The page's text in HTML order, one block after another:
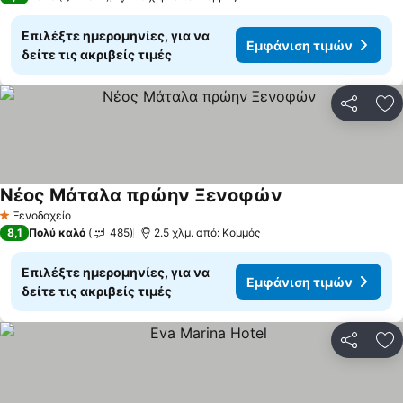
Επιλέξτε ημερομηνίες, για να
δείτε τις ακριβείς τιμές
Εμφάνιση τιμών
1 Αστέρια
Ξενοδοχείο
Νέος Μάταλα πρώην Ξενοφών
8,1 Πολύ καλό 485 2.5 χλμ. από: Κομμός
Επιλέξτε ημερομηνίες, για να
δείτε τις ακριβείς τιμές
Εμφάνιση τιμών